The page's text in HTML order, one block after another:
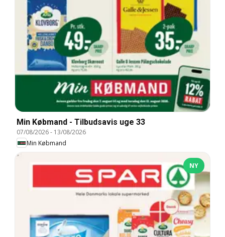
Min Købmand - Tilbudsavis uge 33
07/08/2026- 13/08/2026
Min Købmand
NY